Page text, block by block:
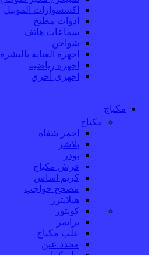
اكسسوارات الموبيل
ادوات مطبخ
سماعات هاتف
شواحن
اجهزة العناية بالبشرة
اجهزة رياضية
اجهزي أخري
مكياج
مكياج
احمر شفاة
بلاشر
بودر
فرش مكياج
كريم اساس
مصحح حواجب
هيلايترز
كونتور
برايمر
علب مكياج
محدد عين